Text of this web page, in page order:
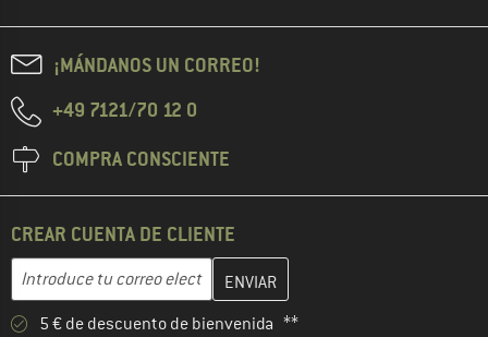
¡MÁNDANOS UN CORREO!
+49 7121/70 12 0
COMPRA CONSCIENTE
CREAR CUENTA DE CLIENTE
Dirección de correo electrónico
Introduce aquí tu dirección de correo electrónico y crea tu
5 € de descuento de bienvenida **